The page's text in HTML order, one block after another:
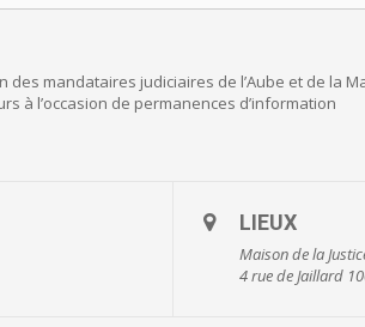
des mandataires judiciaires de l’Aube et de la
à l’occasion de permanences d’information
LIEUX
Maison de la
4 rue de Jaillard